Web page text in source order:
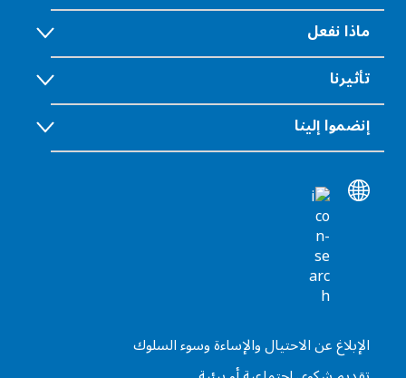
ماذا نفعل
تأثيرنا
إنضموا إلينا
الإبلاغ عن الاحتيال والإساءة وسوء السلوك